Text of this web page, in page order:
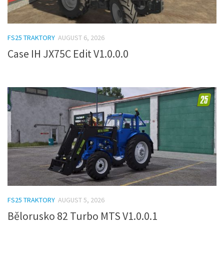
FS25 TRAKTORY AUGUST 6, 2026
Case IH JX75C Edit V1.0.0.0
FS25 TRAKTORY AUGUST 5, 2026
Bělorusko 82 Turbo MTS V1.0.0.1